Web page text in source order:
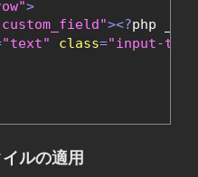
>
><?php _e
"text" class="input-
ルの適用